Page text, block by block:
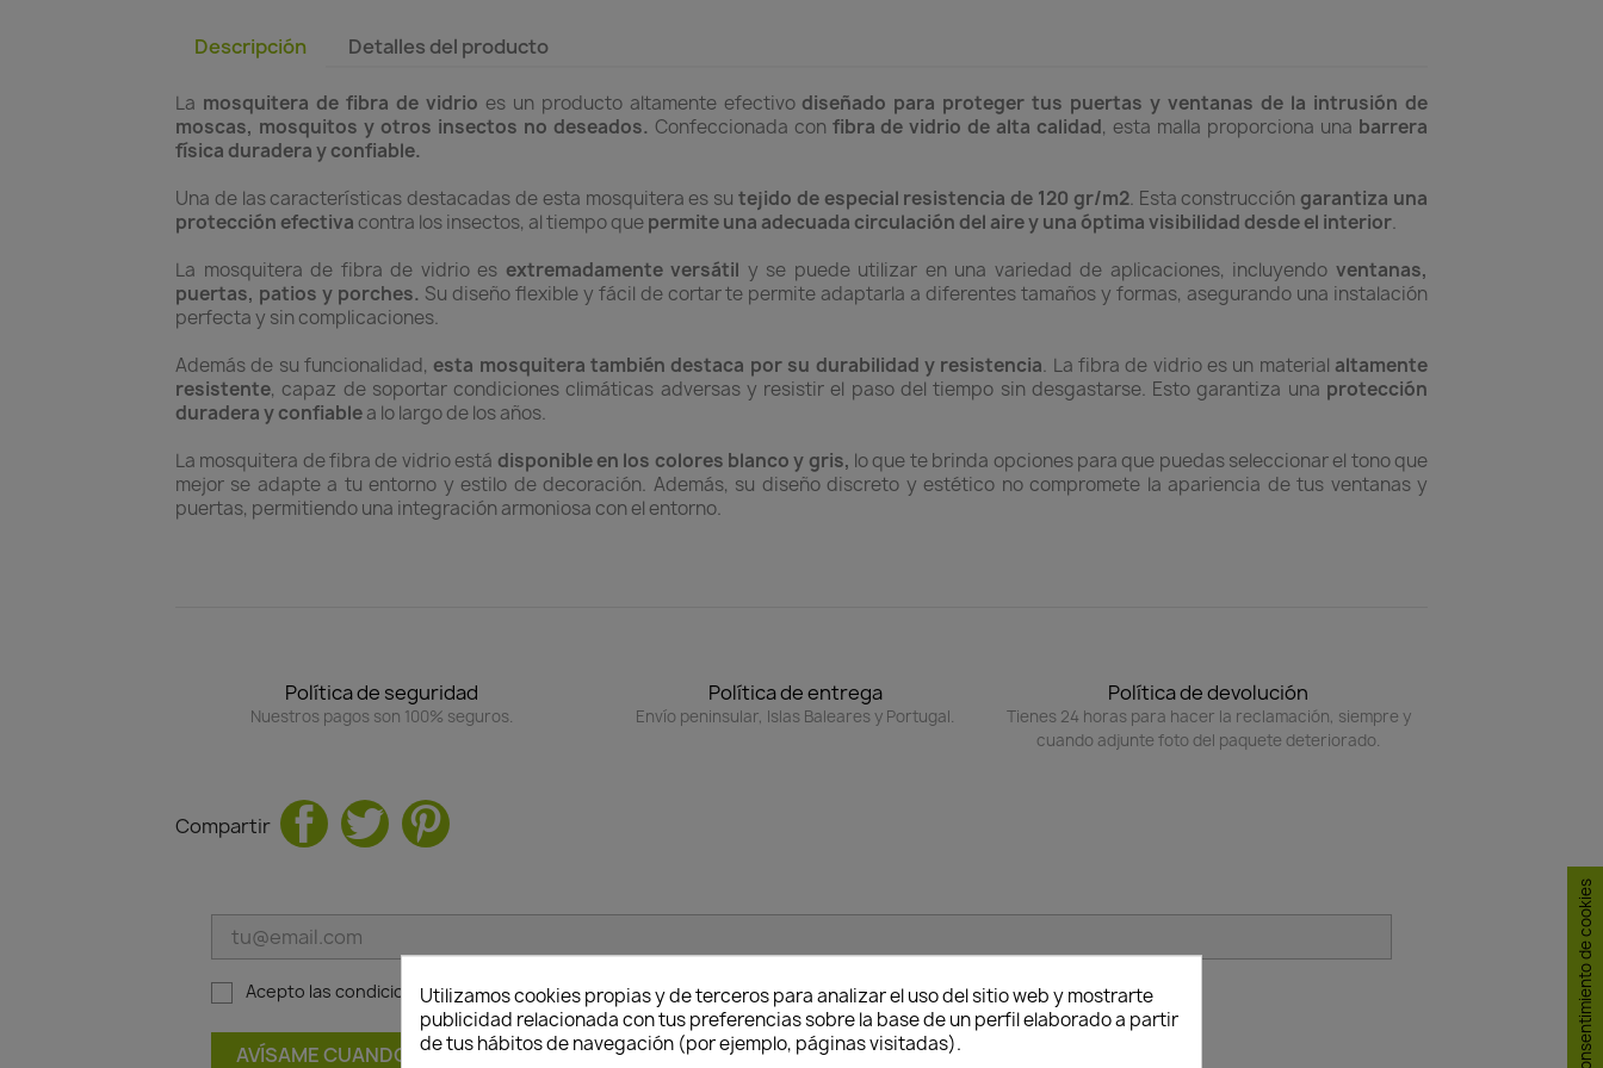
Descripción Detalles del producto
La mosquitera de fibra de vidrio es un producto altamente efectivo diseñado para proteger tus puertas y ventanas de la intrusión de
moscas, mosquitos y otros insectos no deseados. Confeccionada con fibra de vidrio de alta calidad, esta malla proporciona una barrera
física duradera y confiable.
Una de las características destacadas de esta mosquitera es su tejido de especial resistencia de 120 gr/m2. Esta construcción garantiza una
protección efectiva contra los insectos, al tiempo quepermite una adecuada circulación del aire y una óptima visibilidad desde el interior.
La mosquitera de fibra de vidrio es extremadamente versátil y se puede utilizar en una variedad de aplicaciones, incluyendoventanas,
puertas, patios y porches. Su diseño flexible y fácil de cortar te permite adaptarla a diferentes tamaños y formas, asegurando una instalación
perfecta y sin complicaciones.
Además de su funcionalidad, esta mosquitera también destaca por su durabilidad y resistencia. La fibra de vidrio es un material altamente
resistente, capaz de soportar condiciones climáticas adversas y resistir el paso del tiempo sin desgastarse. Esto garantiza una protección
duradera y confiablea lo largo de los años.
La mosquitera de fibra de vidrio está disponible en los colores blanco y gris, lo que te brinda opciones para que puedas seleccionar el tono que
mejor se adapte a tu entorno y estilo de decoración. Además, su diseño discreto y estético no compromete la apariencia de tus ventanas y
puertas, permitiendo una integración armoniosa con el entorno.
Política de seguridad
Nuestros pagos son 100% seguros.
Política de entrega
Envío peninsular, Islas Baleares y Portugal.
Política de devolución
Tienes 24 horas para hacer la reclamación, siempre y
cuando adjunte foto del paquete deteriorado.
Compartir
Acepto las condiciones generales y la política de confidencialidad
AVÍSAME CUANDO ESTÉ DISPONIBLE
Utilizamos cookies propias y de terceros para analizar el uso del sitio web y mostrarte
publicidad relacionada con tus preferencias sobre la base de un perfil elaborado a partir
de tus hábitos de navegación (por ejemplo, páginas visitadas).
Consentimiento de cookies